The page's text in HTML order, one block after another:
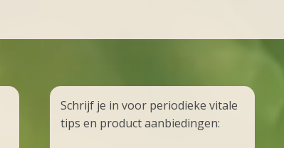
Schrijf je in voor periodieke vitale
tips en product aanbiedingen: